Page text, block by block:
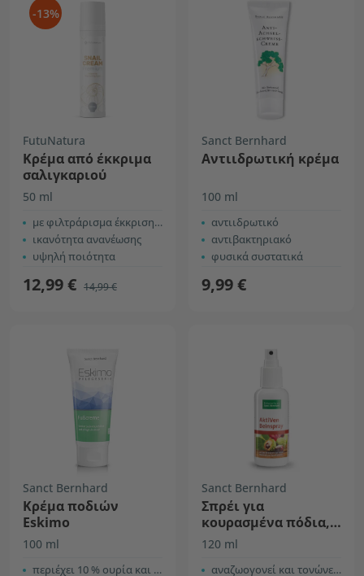
-13%
FutuNatura
Κρέμα από έκκριμα
σαλιγκαριού
50 ml
με φιλτράρισμα έκκρισης σαλιγκαριού
ικανότητα ανανέωσης
υψηλή ποιότητα
12,99 € 14,99 €
Sanct Bernhard
Αντιιδρωτική κρέμα
100 ml
αντιιδρωτικό
αντιβακτηριακό
φυσικά συστατικά
9,99 €
Sanct Bernhard
Κρέμα ποδιών
Eskimo
100 ml
περιέχει 10 % ουρία και 5 % βιταμίνη Ε
Sanct Bernhard
Σπρέι για
κουρασμένα πόδια,
αγριοκαστανιά
120 ml
αναζωογονεί και τονώνει τα κουρασμένα πόδια